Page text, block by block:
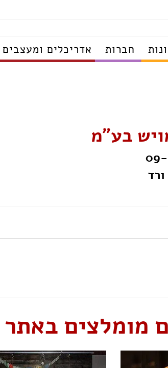
חברות אדריכלים ומעצבים
בע"מ
09-
מומלצים באתר